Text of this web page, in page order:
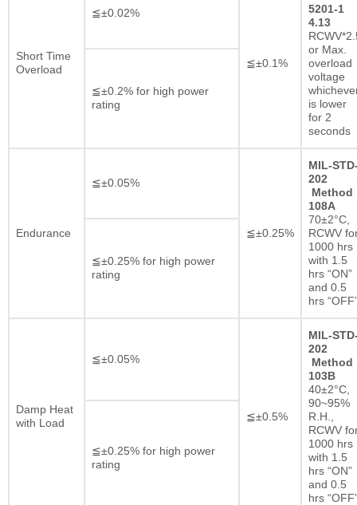
Short Time
Overload
≦±0.02%
≦±0.1%
5201-1
4.13
or Max.
overload
voltage
is lower
for 2
seconds
≦±0.2% for high power
rating
Endurance
≦±0.05%
≦±0.25%
MIL-
202
Method
108A
70±2°C,
RCWV
1000 hrs
with 1.5
hrs “ON”
and 0.5
hrs
≦±0.25% for high power
rating
Damp Heat
with Load
≦±0.05%
≦±0.5%
MIL-
202
Method
103B
40±2°C,
90~95%
R.H.,
RCWV
1000 hrs
with 1.5
hrs “ON”
and 0.5
hrs
≦±0.25% for high power
rating